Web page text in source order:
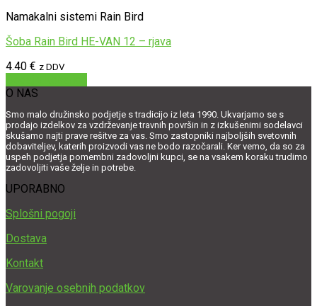
Namakalni sistemi Rain Bird
Šoba Rain Bird HE-VAN 12 – rjava
4.40 € z DDV
O NAS
Smo malo družinsko podjetje s tradicijo iz leta 1990. Ukvarjamo se s
prodajo izdelkov za vzdrževanje travnih površin in z izkušenimi sodelavci
skušamo najti prave rešitve za vas. Smo zastopniki najboljših svetovnih
dobaviteljev, katerih proizvodi vas ne bodo razočarali. Ker vemo, da so za
uspeh podjetja pomembni zadovoljni kupci, se na vsakem koraku trudimo
zadovoljiti vaše želje in potrebe.
UPORABNO
Splošni pogoji
Dostava
Kontakt
Varovanje osebnih podatkov